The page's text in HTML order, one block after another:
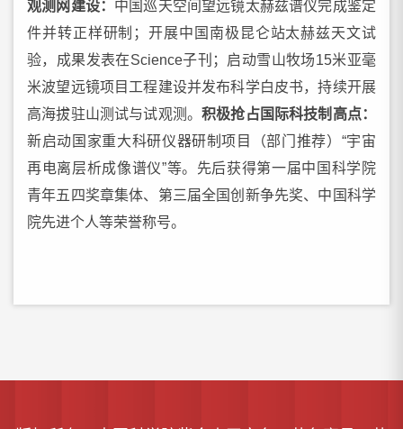
观测网建设： 中国巡天空间望远镜太赫兹谱仪完成鉴定
件并转正样研制；开展中国南极昆仑站太赫兹天文试
验，成果发表在Science子刊；启动雪山牧场15米亚毫
米波望远镜项目工程建设并发布科学白皮书，持续开展
高海拔驻山测试与试观测。积极抢占国际科技制高点：
新启动国家重大科研仪器研制项目（部门推荐）“宇宙
再电离层析成像谱仪”等。先后获得第一届中国科学院
青年五四奖章集体、第三届全国创新争先奖、中国科学
院先进个人等荣誉称号。